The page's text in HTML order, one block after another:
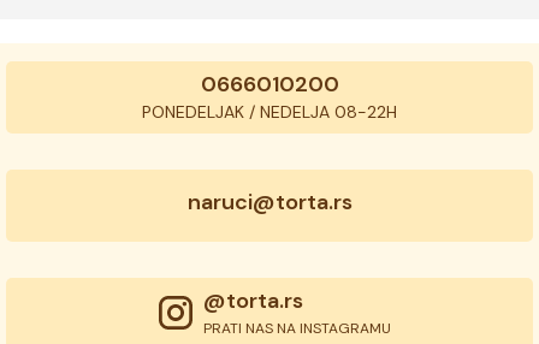
0666010200
PONEDELJAK / NEDELJA 08-22H
naruci@torta.rs
@torta.rs
PRATI NAS NA INSTAGRAMU